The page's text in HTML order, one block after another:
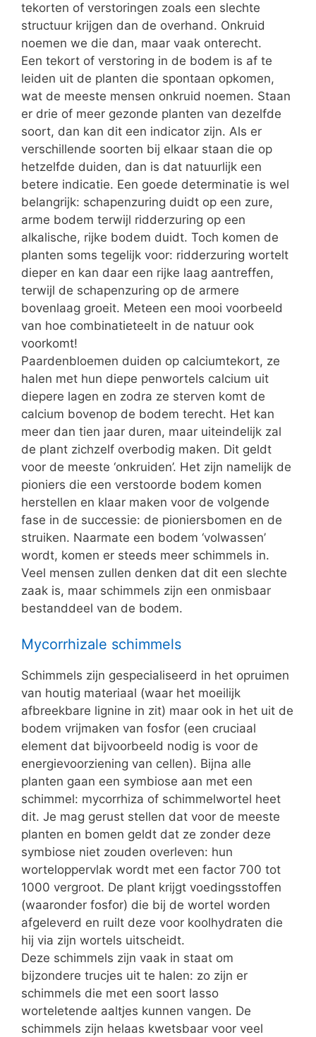
tekorten of verstoringen zoals een slechte
structuur krijgen dan de overhand. Onkruid
noemen we die dan, maar vaak onterecht.
Een tekort of verstoring in de bodem is af te
leiden uit de planten die spontaan opkomen,
wat de meeste mensen onkruid noemen. Staan
er drie of meer gezonde planten van dezelfde
soort, dan kan dit een indicator zijn. Als er
verschillende soorten bij elkaar staan die op
hetzelfde duiden, dan is dat natuurlijk een
betere indicatie. Een goede determinatie is wel
belangrijk: schapenzuring duidt op een zure,
arme bodem terwijl ridderzuring op een
alkalische, rijke bodem duidt. Toch komen de
planten soms tegelijk voor: ridderzuring wortelt
dieper en kan daar een rijke laag aantreffen,
terwijl de schapenzuring op de armere
bovenlaag groeit. Meteen een mooi voorbeeld
van hoe combinatieteelt in de natuur ook
voorkomt!
Paardenbloemen duiden op calciumtekort, ze
halen met hun diepe penwortels calcium uit
diepere lagen en zodra ze sterven komt de
calcium bovenop de bodem terecht. Het kan
meer dan tien jaar duren, maar uiteindelijk zal
de plant zichzelf overbodig maken. Dit geldt
voor de meeste ‘onkruiden’. Het zijn namelijk de
pioniers die een verstoorde bodem komen
herstellen en klaar maken voor de volgende
fase in de successie: de pioniersbomen en de
struiken. Naarmate een bodem ‘volwassen’
wordt, komen er steeds meer schimmels in.
Veel mensen zullen denken dat dit een slechte
zaak is, maar schimmels zijn een onmisbaar
bestanddeel van de bodem.
Mycorrhizale schimmels
Schimmels zijn gespecialiseerd in het opruimen
van houtig materiaal (waar het moeilijk
afbreekbare lignine in zit) maar ook in het uit de
bodem vrijmaken van fosfor (een cruciaal
element dat bijvoorbeeld nodig is voor de
energievoorziening van cellen). Bijna alle
planten gaan een symbiose aan met een
schimmel: mycorrhiza of schimmelwortel heet
dit. Je mag gerust stellen dat voor de meeste
planten en bomen geldt dat ze zonder deze
symbiose niet zouden overleven: hun
worteloppervlak wordt met een factor 700 tot
1000 vergroot. De plant krijgt voedingsstoffen
(waaronder fosfor) die bij de wortel worden
afgeleverd en ruilt deze voor koolhydraten die
hij via zijn wortels uitscheidt.
Deze schimmels zijn vaak in staat om
bijzondere trucjes uit te halen: zo zijn er
schimmels die met een soort lasso
worteletende aaltjes kunnen vangen. De
schimmels zijn helaas kwetsbaar voor veel